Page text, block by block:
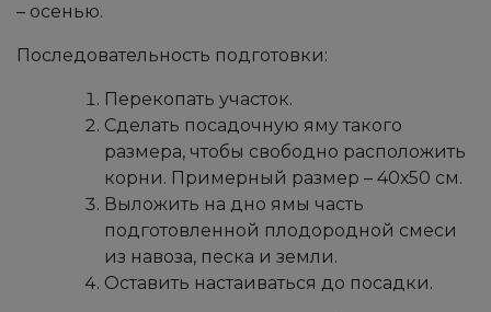
– осенью.
Последовательность подготовки:
Перекопать участок.
Сделать посадочную яму такого
размера, чтобы свободно расположить
корни. Примерный размер – 40х50 см.
Выложить на дно ямы часть
подготовленной плодородной смеси
из навоза, песка и земли.
Оставить настаиваться до посадки.